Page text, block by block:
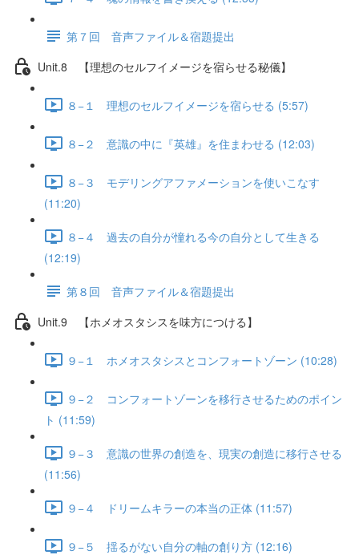
第７回 音声ファイル＆宿題提出
Unit.8 【理想のセルフイメージを宿らせる秘儀】
８−１ 理想のセルフイメージを宿らせる (5:57)
８−２ 意識の中に『英雄』を住まわせる (12:03)
８−３ モデリングアファメーションを使いこなす
(11:20)
８−４ 過去の自分が憧れる今の自分として生きる
(12:19)
第８回 音声ファイル＆宿題提出
Unit.9 【ホメオスタシスを味方につける】
９−１ ホメオスタシスとコンフォートゾーン (10:28)
９−２ コンフォートゾーンを移行させるためのポイン
ト (11:59)
９−３ 意識の世界の創造を、現実の創造に移行させる
(11:56)
９−４ ドリームキラーの本当の正体 (11:57)
９−５ 揺るがない自分の軸の創り方 (12:16)